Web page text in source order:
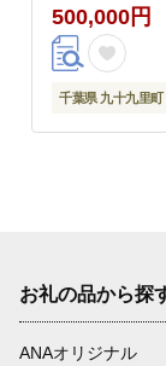
服 ビジネス
ト チケット
い 高級スーツ
メイド 記念日
500,000円
千葉県 九十九里町
お礼の品から探
ANAオリジナル